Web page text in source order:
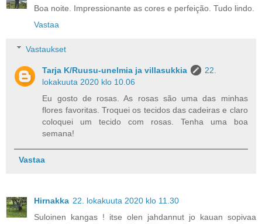
Boa noite. Impressionante as cores e perfeição. Tudo lindo.
Vastaa
Vastaukset
Tarja K/Ruusu-unelmia ja villasukkia
22.
lokakuuta 2020 klo 10.06
Eu gosto de rosas. As rosas são uma das minhas
flores favoritas. Troquei os tecidos das cadeiras e claro
coloquei um tecido com rosas. Tenha uma boa
semana!
Vastaa
Hirnakka 22. lokakuuta 2020 klo 11.30
Suloinen kangas ! itse olen jahdannut jo kauan sopivaa